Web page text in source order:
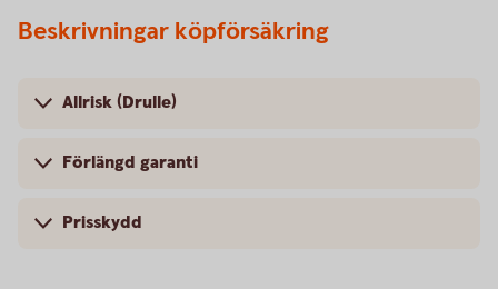
Beskrivningar köpförsäkring
Allrisk (Drulle)
Förlängd garanti
Prisskydd